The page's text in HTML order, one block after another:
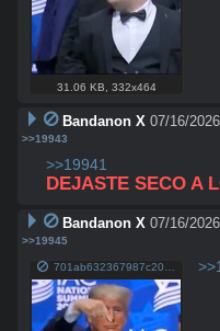
31.06 KB 332x464
Bandanon X 07/16/
>>19943
>>19941
DEJASTE SECO A
Bandanon X 07/16/
>>19945